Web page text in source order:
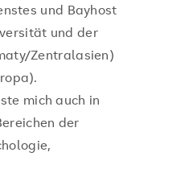
und Bayhost
und der
Zentralasien)
mich auch in
der